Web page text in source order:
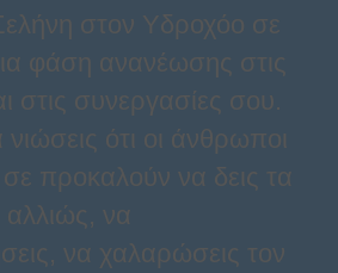
στον Υδροχόο σε
φάση ανανέωσης στις
στις συνεργασίες σου.
ότι οι άνθρωποι
προκαλούν να δεις τα
να
να χαλαρώσεις τον